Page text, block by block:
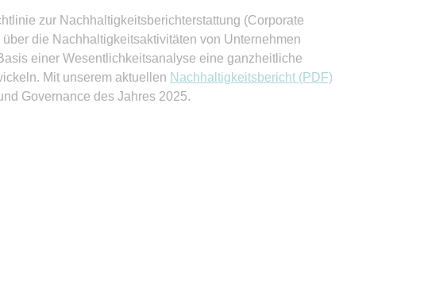
zur Nachhaltigkeitsberichterstattung (Corporate
die Nachhaltigkeitsaktivitäten von Unternehmen
einer Wesentlichkeitsanalyse eine ganzheitliche
Mit unserem aktuellen Nachhaltigkeitsbericht (PDF)
Governance des Jahres 2025.